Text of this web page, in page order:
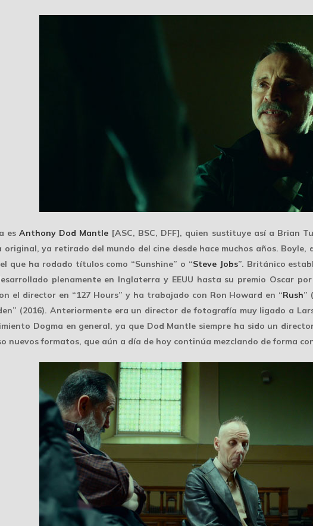
esAnthony Dod Mantle [ASC, BSC, DFF], quien sustituye así a Brian
ya retirado del mundo del cine desde hace muchos años.
que ha rodado títulos como “Sunshine” o “Steve Jobs”. Británico
plenamente en Inglaterra y EEUU hasta su premio Oscar
el director en “127 Hours” y ha trabajado con Ron Howard en “Rush”
(2016). Anteriormente era un director de fotografía muy ligado a
Dogma en general, ya que Dod Mantle siempre ha sido un
nuevos formatos, que aún a día de hoy continúa mezclando de forma